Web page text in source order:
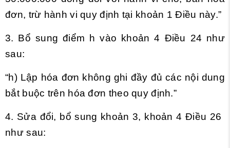
đơn, trừ hành vi quy định tại khoản 1 Điều này.”
3. Bổ sung điểm h vào khoản 4 Điều 24 như
sau:
“h) Lập hóa đơn không ghi đầy đủ các nội dung
bắt buộc trên hóa đơn theo quy định.”
4. Sửa đổi, bổ sung khoản 3, khoản 4 Điều 26
như sau: